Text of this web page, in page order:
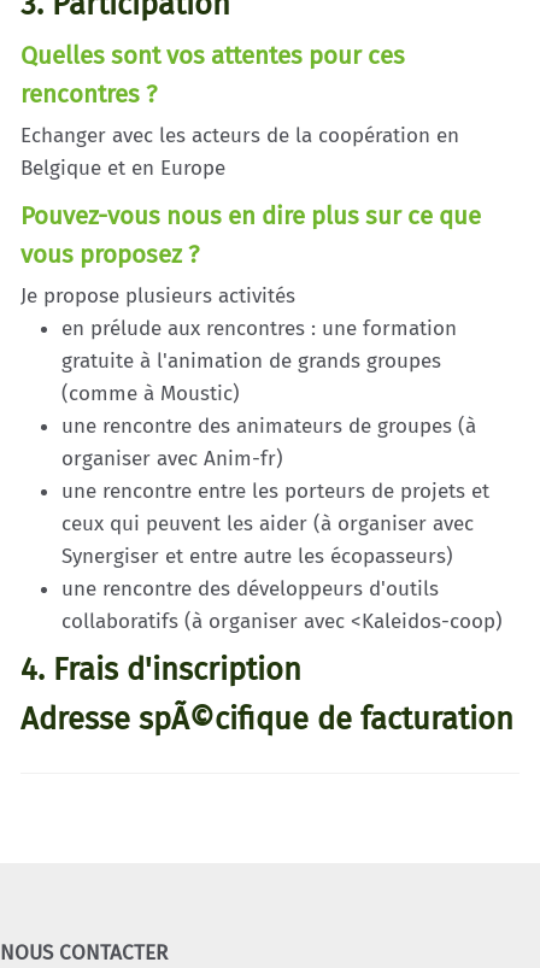
Quelles sont vos attentes pour ces
rencontres ?
Echanger avec les acteurs de la coopération en
Belgique et en Europe
Pouvez-vous nous en dire plus sur ce que
vous proposez ?
Je propose plusieurs activités
en prélude aux rencontres : une formation
gratuite à l'animation de grands groupes
(comme à Moustic)
une rencontre des animateurs de groupes (à
organiser avec Anim-fr)
une rencontre entre les porteurs de projets et
ceux qui peuvent les aider (à organiser avec
Synergiser et entre autre les écopasseurs)
une rencontre des développeurs d'outils
collaboratifs (à organiser avec <Kaleidos-coop)
4. Frais d'inscription
Adresse spÃ©cifique de facturation
NOUS CONTACTER